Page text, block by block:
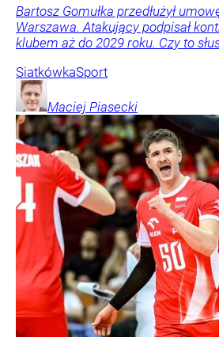
Bartosz Gomułka przedłużył
Warszawa. Atakujący podpisał
klubem aż do 2029 roku. Czy to
SiatkówkaSport
Maciej Piasecki